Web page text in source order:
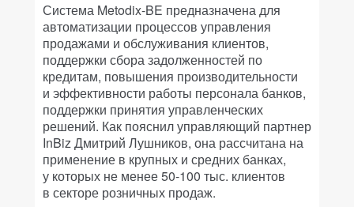
Система Metodix-BE предназначена для
автоматизации процессов управления
продажами и обслуживания клиентов,
поддержки сбора задолженностей по
кредитам, повышения производительности
и эффективности работы персонала банков,
поддержки принятия управленческих
решений. Как пояснил управляющий партнер
InBiz Дмитрий Лушников, она рассчитана на
применение в крупных и средних банках,
у которых не менее 50-100 тыс. клиентов
в секторе розничных продаж.